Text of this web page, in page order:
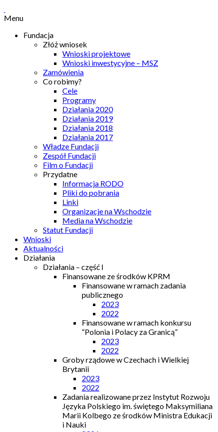
Menu
Fundacja
Złóż wniosek
Wnioski projektowe
Wnioski inwestycyjne – MSZ
Zamówienia
Co robimy?
Cele
Programy
Działania 2020
Działania 2019
Działania 2018
Działania 2017
Władze Fundacji
Zespół Fundacji
Film o Fundacji
Przydatne
Informacja RODO
Pliki do pobrania
Linki
Organizacje na Wschodzie
Media na Wschodzie
Statut Fundacji
Wnioski
Aktualności
Działania
Działania – część I
Finansowane ze środków KPRM
Finansowane w ramach zadania
publicznego
2023
2022
Finansowane w ramach konkursu
“Polonia i Polacy za Granicą”
2023
2022
Groby rządowe w Czechach i Wielkiej
Brytanii
2023
2022
Zadania realizowane przez Instytut Rozwoju
Języka Polskiego im. świętego Maksymiliana
Marii Kolbego ze środków Ministra Edukacji
i Nauki